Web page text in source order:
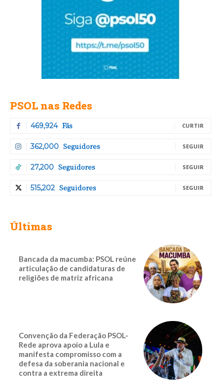
PSOL nas Redes
469,924 Fãs CURTIR
362,000 Seguidores SEGUIR
27,200 Seguidores SEGUIR
515,202 Seguidores SEGUIR
Últimas
Bancada da macumba: PSOL reúne
articulação de candidaturas de
religiões de matriz africana
Convenção da Federação PSOL-
Rede aprova apoio a Lula e
manifesta compromisso com a
defesa da soberania nacional e
contra a extrema direita